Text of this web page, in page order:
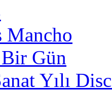
Mancho
Gün
Yılı